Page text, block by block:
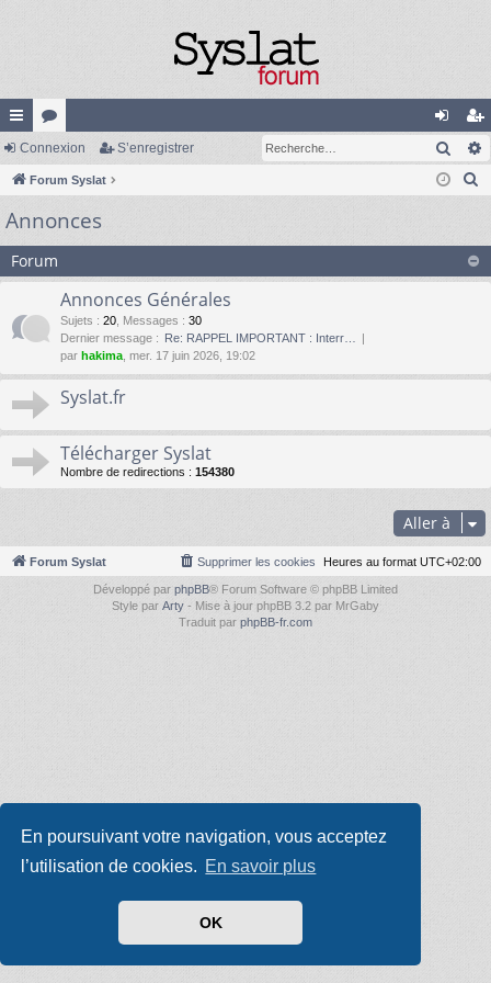
En poursuivant votre navigation, vous acceptez
l’utilisation de cookies. En savoir plus
OK
cc
ès
ra
pi
de
or
u
m
s
on
ne
on
’e
nr
ist
re
Connexion S’enregistrer
Forum Syslat
e
e
Annonces
Forum
Annonces Générales
Sujets : 20 Messages : 30
Dernier message : Re: RAPPEL IMPORTANT : Interr…
par hakima , mer. 17 juin 2026, 19:02
Syslat.fr
Télécharger Syslat
Nombre de redirections : 154380
Aller à
Forum Syslat Heures au format UTC+02:00
Supprimer les cookies
Développé par phpBB® Forum Software © phpBB Limited
Style par Arty - Mise à jour phpBB 3.2 par MrGaby
Traduit par phpBB-fr.com